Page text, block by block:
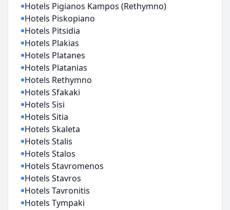
Hotels Pigianos Kampos (Rethymno)
Hotels Piskopiano
Hotels Pitsidia
Hotels Plakias
Hotels Platanes
Hotels Platanias
Hotels Rethymno
Hotels Sfakaki
Hotels Sisi
Hotels Sitia
Hotels Skaleta
Hotels Stalis
Hotels Stalos
Hotels Stavromenos
Hotels Stavros
Hotels Tavronitis
Hotels Tympaki